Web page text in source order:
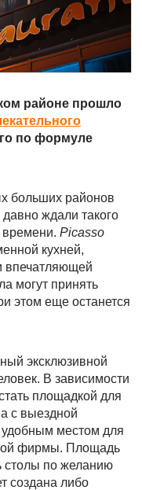
районе прошло
по формуле
больших районов
ждали такого
Picasso
кухней,
впечатляющей
могут принять
этом еще останется
эксклюзивной
В зависимости
площадкой для
с выездной
удобным местом для
фирмы. Площадь
столы по желанию
создана либо